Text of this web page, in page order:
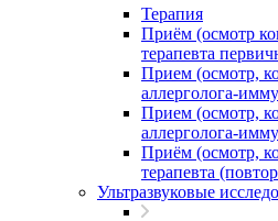
Терапия
Приём (осмотр
терапевта
Прием (осмотр,
аллерголога-
Прием (осмотр,
аллерголога-
Приём (осмотр,
терапевта
Ультразвуковые